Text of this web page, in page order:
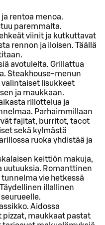
rentoa menoa.
paremmalta.
viinit ja kutkuttavat
rennon ja iloisen. Täällä
avotulelta. Grillattua
Steakhouse-menun
valintaiset lisukkeet
ja maukkaan.
rillottelua ja
Parhaimmillaan
fajitat, burritot, tacot
sekä kylmästä
ruoka yhdistää ja
keittiön makuja,
uutuuksia. Romanttinen
vie hetkessä
illallinen
Aidossa
pizzat, maukkaat pastat